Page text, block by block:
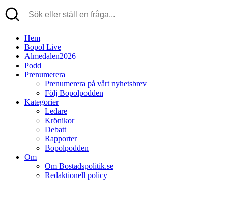
Hem
Bopol Live
Almedalen2026
Podd
Prenumerera
Prenumerera på vårt nyhetsbrev
Följ Bopolpodden
Kategorier
Ledare
Krönikor
Debatt
Rapporter
Bopolpodden
Om
Om Bostadspolitik.se
Redaktionell policy